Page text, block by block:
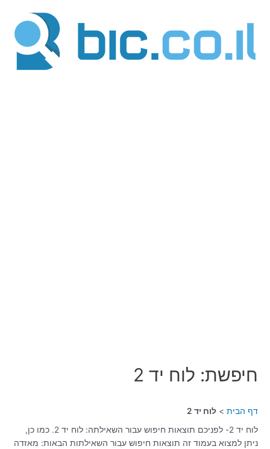
חיפשת: לוח יד 2
דף הבית
לוח יד 2
לוח יד 2- לפניכם תוצאות חיפוש עבור השאילתה: לוח יד 2. כמו כן,
ניתן למצוא בעמוד זה תוצאות חיפוש עבור השאילתות הבאות: מאזדה